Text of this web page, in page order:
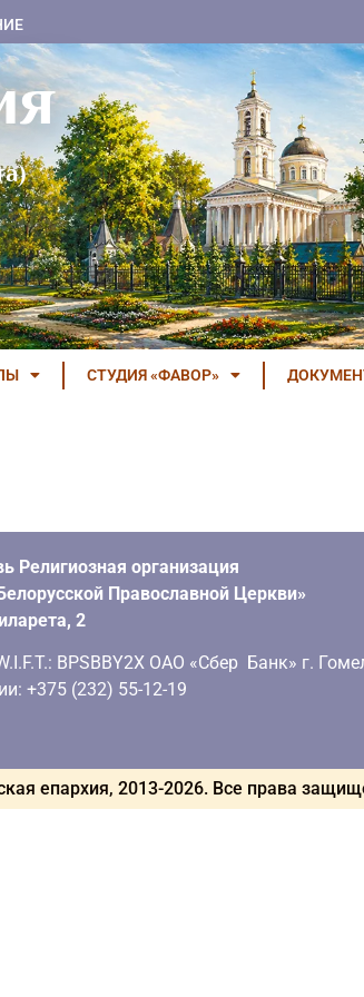
СТУДИЯ «ФАВОР»
Религиозная организация
Православной Церкви»
2
BPSBBY2X ОАО «Сбер Банк» г.
+375 (232) 55-12-19
епархия, 2013-2026. Все права